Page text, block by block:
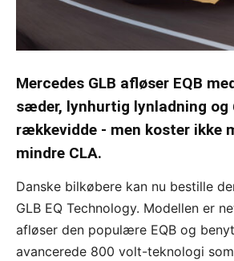
Mercedes GLB afløser EQB
sæder, lynhurtig lynladning og
rækkevidde - men koster ikke
mindre CLA.
Danske bilkøbere kan nu bestille
GLB EQ Technology. Modellen er
afløser den populære EQB og
avancerede 800 volt-teknologi